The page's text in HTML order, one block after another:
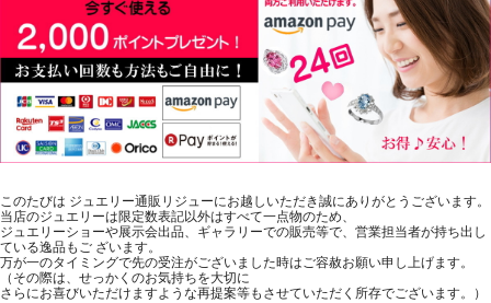
このたびは ジュエリー通販リジューにお越しいただき誠にありがとうございます。
当店のジュエリーは限定数表記以外はすべて一点物のため、
ジュエリーショーや展示会出品、ギャラリーでの販売等で、営業担当者が持ち出し
ている逸品もご ざいます。
万が一のタイミングで先の受注がございました時はご容赦お願い申し上げます。
（その際は、せっかくのお気持ちを大切に
さらにお喜びいただけますような再提案等もさせていただく所存でございます。）